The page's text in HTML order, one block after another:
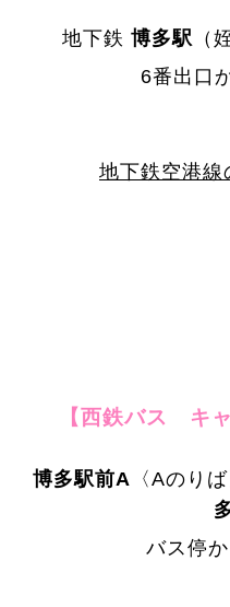
地下鉄 博多駅 （
6番出口
地下鉄空港線
【西鉄バス キ
博多駅前A 〈Aのり
バス停